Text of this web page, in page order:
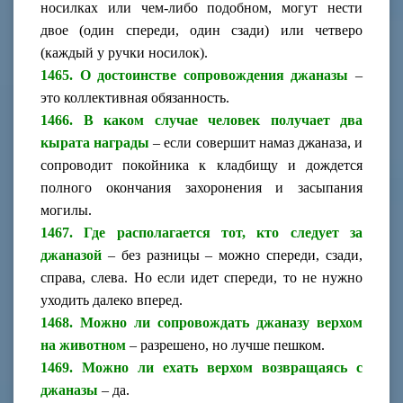
носилках или чем-либо подобном, могут нести
двое (один спереди, один сзади) или четверо
(каждый у ручки носилок).
1465. О достоинстве сопровождения джаназы –
это коллективная обязанность.
1466. В каком случае человек получает два
кырата награды – если совершит намаз джаназа, и
сопроводит покойника к кладбищу и дождется
полного окончания захоронения и засыпания
могилы.
1467. Где располагается тот, кто следует за
джаназой – без разницы – можно спереди, сзади,
справа, слева. Но если идет спереди, то не нужно
уходить далеко вперед.
1468. Можно ли сопровождать джаназу верхом
на животном – разрешено, но лучше пешком.
1469. Можно ли ехать верхом возвращаясь с
джаназы – да.